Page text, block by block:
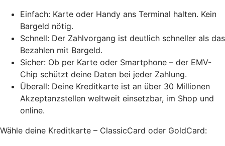
Einfach: Karte oder Handy ans Terminal halten. Kein
Bargeld nötig.
Schnell: Der Zahlvorgang ist deutlich schneller als das
Bezahlen mit Bargeld.
Sicher: Ob per Karte oder Smartphone – der EMV-
Chip schützt deine Daten bei jeder Zahlung.
Überall: Deine Kreditkarte ist an über 30 Millionen
Akzeptanzstellen weltweit einsetzbar, im Shop und
online.
Wähle deine Kreditkarte – ClassicCard oder GoldCard: